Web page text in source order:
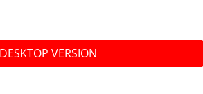
DESKTOP VERSION